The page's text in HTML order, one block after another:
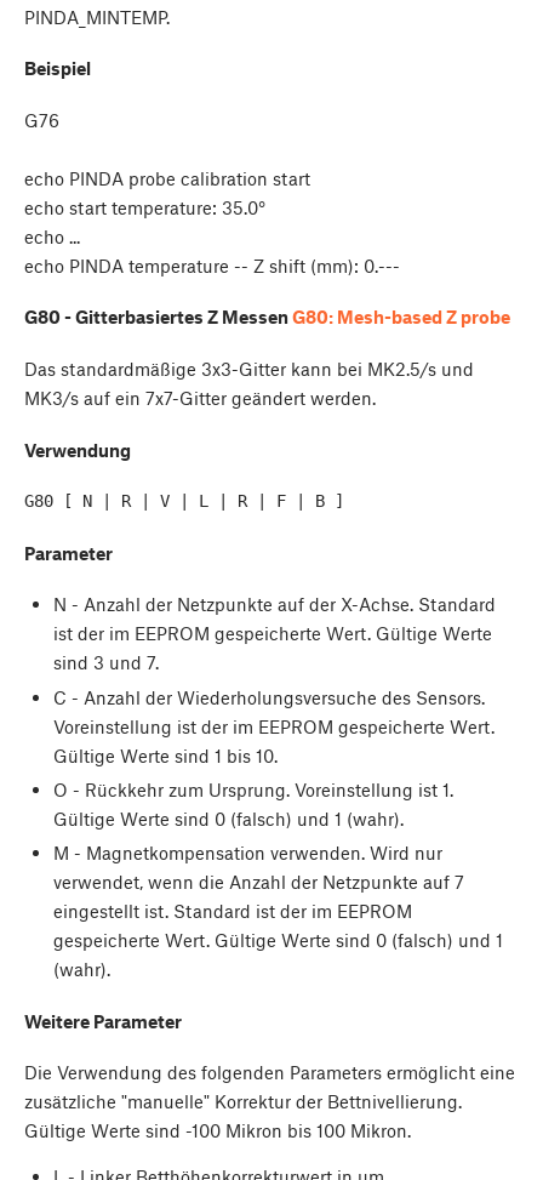
PINDA_MINTEMP.
Beispiel
G76
echo PINDA probe calibration start
echo start temperature: 35.0°
echo ...
echo PINDA temperature -- Z shift (mm): 0.---
G80 - Gitterbasiertes Z MessenG80: Mesh-based Z probe
Das standardmäßige 3x3-Gitter kann bei MK2.5/s und
MK3/s auf ein 7x7-Gitter geändert werden.
Verwendung
Parameter
N - Anzahl der Netzpunkte auf der X-Achse. Standard
ist der im EEPROM gespeicherte Wert. Gültige Werte
sind 3 und 7.
C - Anzahl der Wiederholungsversuche des Sensors.
Voreinstellung ist der im EEPROM gespeicherte Wert.
Gültige Werte sind 1 bis 10.
O - Rückkehr zum Ursprung. Voreinstellung ist 1.
Gültige Werte sind 0 (falsch) und 1 (wahr).
M - Magnetkompensation verwenden. Wird nur
verwendet, wenn die Anzahl der Netzpunkte auf 7
eingestellt ist. Standard ist der im EEPROM
gespeicherte Wert. Gültige Werte sind 0 (falsch) und 1
(wahr).
Weitere Parameter
Die Verwendung des folgenden Parameters ermöglicht eine
zusätzliche "manuelle" Korrektur der Bettnivellierung.
Gültige Werte sind -100 Mikron bis 100 Mikron.